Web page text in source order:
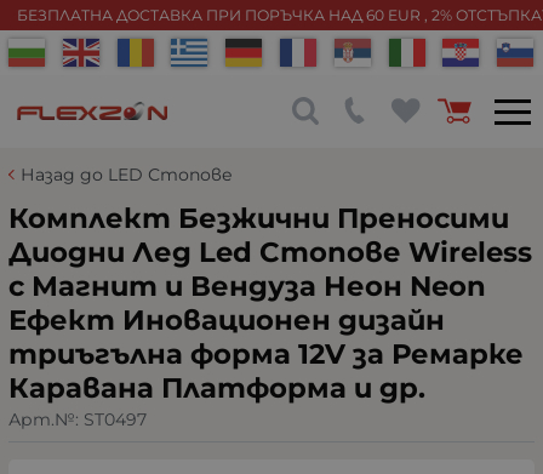
БЕЗПЛАТНА ДОСТАВКА ПРИ ПОРЪЧКА НАД 60 EUR , 2%
Назад до LED Стопове
Комплект Безжични Преносими
Диодни Лед Led Стопове Wireless
с Магнит и Вендуза Неон Neon
Ефект Иновационен дизайн
триъгълна форма 12V за Ремарке
Каравана Платформа и др.
Арт.№: ST0497